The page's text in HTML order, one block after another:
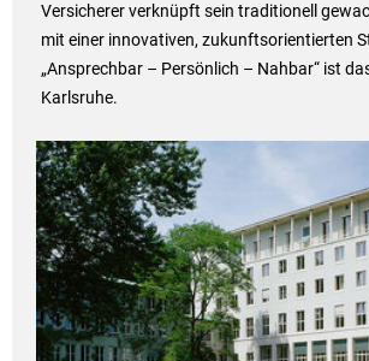
Versicherer verknüpft sein traditionell
mit einer innovativen, zukunftsorientierten
„Ansprechbar – Persönlich – Nahbar“ ist
Karlsruhe.